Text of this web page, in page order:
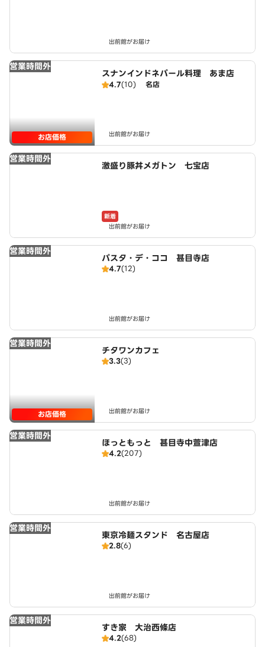
出前館がお届け
営業時間外
お店価格
スナンインドネパール料理 あま店
4.7(10) 名店
出前館がお届け
営業時間外
激盛り豚丼メガトン 七宝店
新着
出前館がお届け
営業時間外
パスタ・デ・ココ 甚目寺店
4.7(12)
出前館がお届け
営業時間外
お店価格
チタワンカフェ
3.3(3)
出前館がお届け
営業時間外
ほっともっと 甚目寺中萱津店
4.2(207)
出前館がお届け
営業時間外
東京冷麺スタンド 名古屋店
2.8(6)
出前館がお届け
営業時間外
すき家 大治西條店
4.2(68)